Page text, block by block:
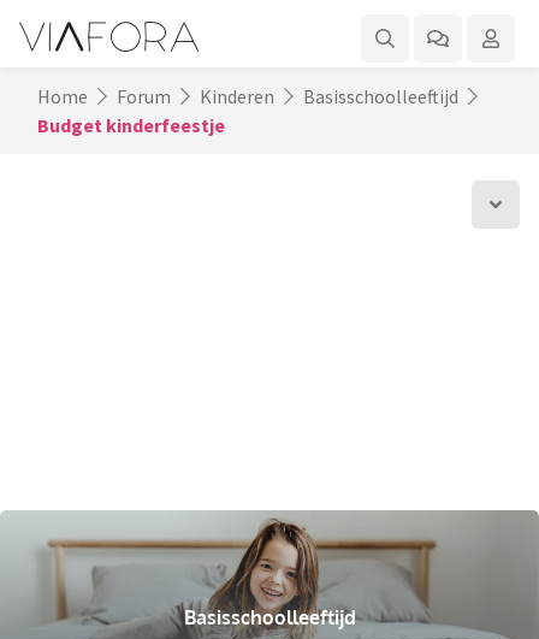
Home Forum Kinderen
Basisschoolleeftijd
Budget kinderfeestje
Basisschoolleeftijd